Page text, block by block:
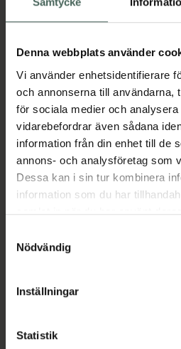
Denna webbplats använder
Vi använder enhetsidentifierare
och annonserna till användarna,
för sociala medier och
vidarebefordrar även sådana
information från din enhet till de
annons- och analysföretag som
Dessa kan i sin tur kombinera
information som du har
samlat in när du har använt
återkalla ditt samtycke via
cookieinställningar. Ett
lagligheten av behandling som
Nödvändig
Inställningar
Statistik
Köp via ditt
Aktuella erbjudanden
Beskrivning
EAN:07340187104560
Bipacksedel från FASS
syd till Lappland i norr, och
datorn. Oavsett vem du är så